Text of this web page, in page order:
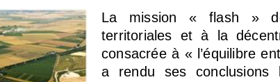
La mission « flash »
territoriales et à la
consacrée à « l’équilibre
a rendu ses conclusions